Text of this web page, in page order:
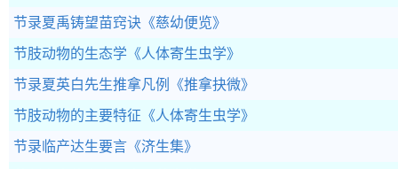
节录夏禹铸望苗窍诀 《慈幼便览》
节肢动物的生态学 《人体寄生虫学》
节录夏英白先生推拿凡例 《推拿抉微》
节肢动物的主要特征 《人体寄生虫学》
节录临产达生要言 《济生集》